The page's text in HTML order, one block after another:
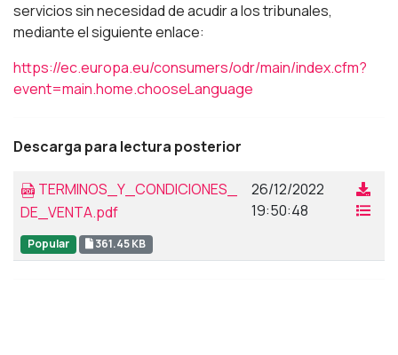
servicios sin necesidad de acudir a los tribunales,
mediante el siguiente enlace:
https://ec.europa.eu/consumers/odr/main/index.cfm?
event=main.home.chooseLanguage
Descarga para lectura posterior
TERMINOS_Y_CONDICIONES_
DE_VENTA.pdf
Popular 361.45 KB
26/12/2022
19:50:48